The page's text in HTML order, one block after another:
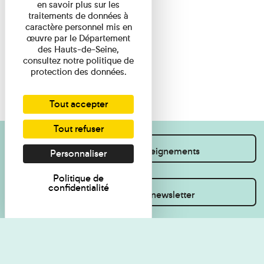
Je souhaite des renseignements
Inscrivez-vous à la newsletter
en savoir plus sur les
traitements de données à
caractère personnel mis en
œuvre par le Département
des Hauts-de-Seine,
consultez notre politique de
protection des données.
Tout accepter
Tout refuser
Personnaliser
Politique de
confidentialité